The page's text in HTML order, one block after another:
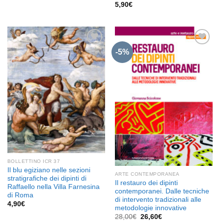
5,90€
Aggiungi
alla lista
dei
desideri
BOLLETTINO ICR 37
Il blu egiziano nelle sezioni
stratigrafiche dei dipinti di
Raffaello nella Villa Farnesina
di Roma
4,90€
-5%
Aggiungi
alla lista
ARTE CONTEMPORANEA
Il restauro dei dipinti
contemporanei. Dalle tecniche
di intervento tradizionali alle
metodologie innovative
28,00€ Il
26,60€Il